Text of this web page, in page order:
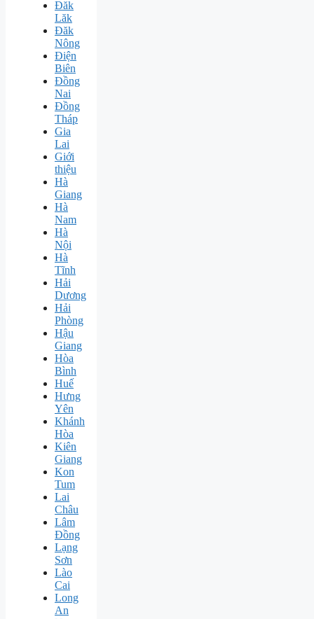
Đăk
Lăk
Đăk
Nông
Điện
Biên
Đồng
Nai
Đồng
Tháp
Gia
Lai
Giới
thiệu
Hà
Giang
Hà
Nam
Hà
Nội
Hà
Tĩnh
Hải
Dương
Hải
Phòng
Hậu
Giang
Hòa
Bình
Huế
Hưng
Yên
Khánh
Hòa
Kiên
Giang
Kon
Tum
Lai
Châu
Lâm
Đồng
Lạng
Sơn
Lào
Cai
Long
An